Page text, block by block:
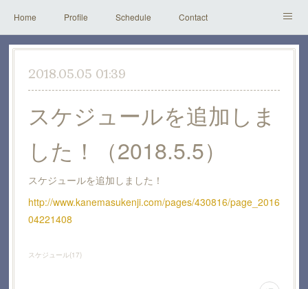
Home Profile Schedule Contact
Instagram Youtube Works
2018.05.05 01:39
スケジュールを追加しま
した！（2018.5.5）
スケジュールを追加しました！
http://www.kanemasukenji.com/pages/430816/page_2016
04221408
スケジュール(17)